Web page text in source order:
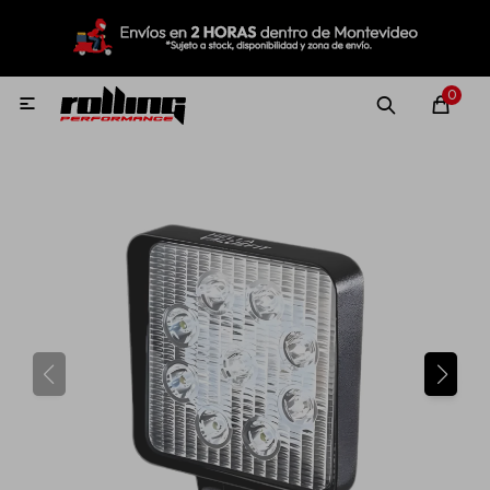
0

MI CUENTA
Nuevo! Rolling Repuestos
Lubricantes